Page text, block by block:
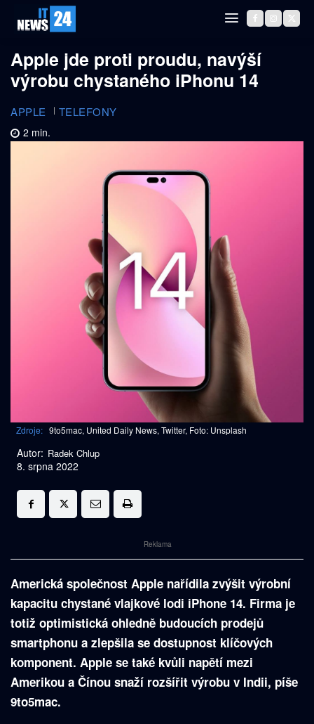
Apple jde proti proudu, navýší
výrobu chystaného iPhonu 14
APPLE TELEFONY
2 min.
Zdroje: 9to5mac, United Daily News, Twitter, Foto: Unsplash
Autor: Radek Chlup
8. srpna 2022
Reklama
Americká společnost Apple nařídila zvýšit výrobní
kapacitu chystané vlajkové lodi iPhone 14. Firma je
totiž optimistická ohledně budoucích prodejů
smartphonu a zlepšila se dostupnost klíčových
komponent. Apple se také kvůli napětí mezi
Amerikou a Čínou snaží rozšířit výrobu v Indii, píše
9to5mac.